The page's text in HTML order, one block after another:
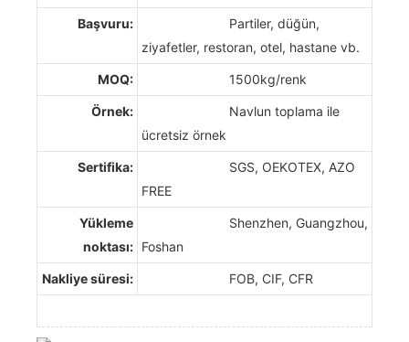
Başvuru:
Partiler, düğün,
ziyafetler, restoran, otel, hastane vb.
MOQ: 1500kg/renk
Örnek:
Navlun toplama ile
ücretsiz örnek
Sertifika:
SGS, OEKOTEX, AZO
FREE
Yükleme
noktası:
Shenzhen, Guangzhou,
Foshan
Nakliye süresi: FOB, CIF, CFR